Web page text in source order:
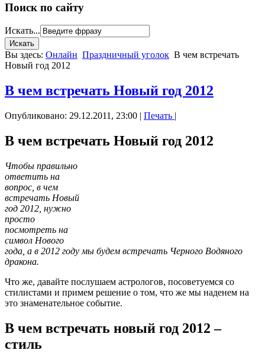
Поиск по сайту
Искать...
Вы здесь: Онлайн Праздничный уголок В чем встречать
Новый год 2012
В чем встречать Новый год 2012
Опубликовано: 29.12.2011, 23:00 | Печать |
В чем встречать Новый год 2012
Чтобы правильно
ответить на
вопрос, в чем
встречать Новый
год 2012, нужно
просто
посмотреть на
символ Нового
года, а в 2012 году мы будем встречать Черного Водяного
дракона.
Что же, давайте послушаем астрологов, посоветуемся со
стилистами и примем решение о том, что же мы наденем на
это знаменательное событие.
В чем встречать новый год 2012 –
стиль